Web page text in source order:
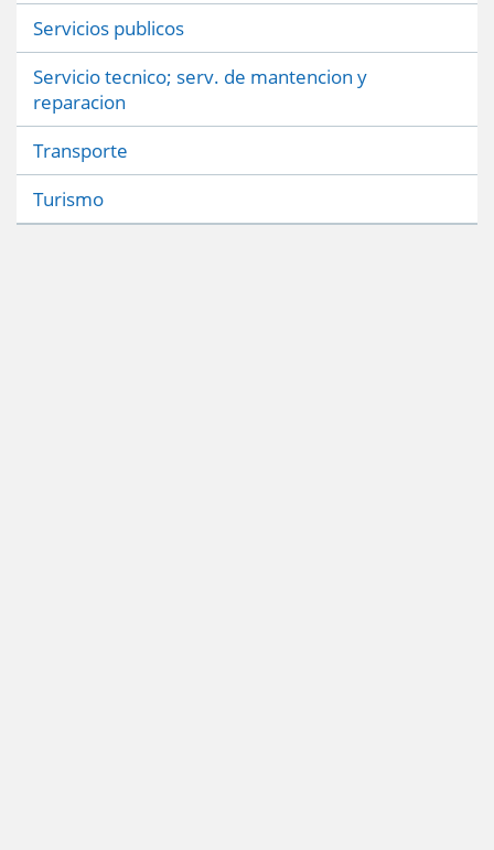
Servicios publicos
Servicio tecnico; serv. de mantencion y
reparacion
Transporte
Turismo